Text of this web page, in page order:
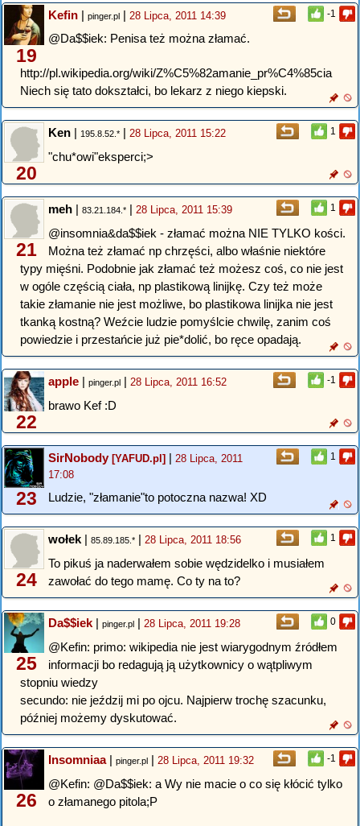
-1
19
Kefin | pinger.pl | 28 Lipca, 2011 14:39
@Da$$iek: Penisa też można złamać.
http://pl.wikipedia.org/wiki/Z%C5%82amanie_pr%C4%85cia
Niech się tato dokształci, bo lekarz z niego kiepski.
1
20
Ken | 195.8.52.* | 28 Lipca, 2011 15:22
"chu*owi"eksperci;>
1
21
meh | 83.21.184.* | 28 Lipca, 2011 15:39
@insomnia&da$$iek - złamać można NIE TYLKO kości.
Można też złamać np chrzęści, albo właśnie niektóre
typy mięśni. Podobnie jak złamać też możesz coś, co nie jest
w ogóle częścią ciała, np plastikową linijkę. Czy też może
takie złamanie nie jest możliwe, bo plastikowa linijka nie jest
tkanką kostną? Weźcie ludzie pomyślcie chwilę, zanim coś
powiedzie i przestańcie już pie*dolić, bo ręce opadają.
-1
22
apple | pinger.pl | 28 Lipca, 2011 16:52
brawo Kef :D
1
23
SirNobody[YAFUD.pl] | 28 Lipca, 2011
17:08
Ludzie, "złamanie"to potoczna nazwa! XD
1
24
wołek | 85.89.185.* | 28 Lipca, 2011 18:56
To pikuś ja naderwałem sobie wędzidelko i musiałem
zawołać do tego mamę. Co ty na to?
0
25
Da$$iek | pinger.pl | 28 Lipca, 2011 19:28
@Kefin: primo: wikipedia nie jest wiarygodnym źródłem
informacji bo redagują ją użytkownicy o wątpliwym
stopniu wiedzy
secundo: nie jeździj mi po ojcu. Najpierw trochę szacunku,
później możemy dyskutować.
-1
26
Insomniaa| pinger.pl | 28 Lipca, 2011 19:32
@Kefin: @Da$$iek: a Wy nie macie o co się kłócić tylko
o złamanego pitola;P